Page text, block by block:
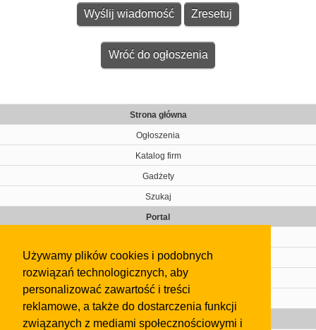
Używamy plików cookies i podobnych
rozwiązań technologicznych, aby
personalizować zawartość i treści
reklamowe, a także do dostarczenia funkcji
związanych z mediami społecznościowymi i
Wróć do ogłoszenia
Strona główna
Ogłoszenia
Katalog firm
Gadżety
Szukaj
Portal
Kontakt
Regulamin
Gazeta